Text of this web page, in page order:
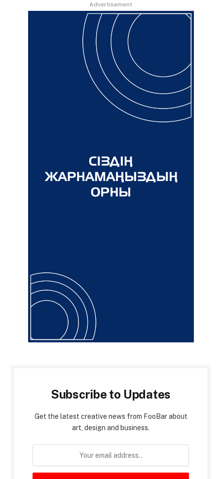
Advertisement
Subscribe to Updates
Get the latest creative news from FooBar about
art, design and business.